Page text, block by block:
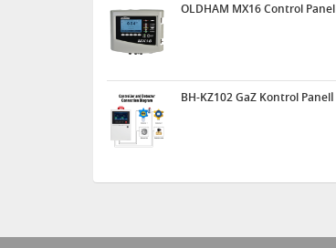
OLDHAM MX16 Control Panel
BH-KZ102 GaZ Kontrol Panelİ